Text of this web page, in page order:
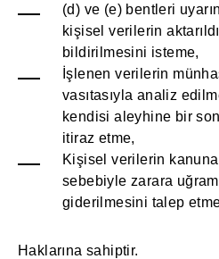
(d) ve (e) bentleri
kişisel verilerin
bildirilmesini isteme,
İşlenen verilerin
vasıtasıyla analiz
kendisi aleyhine bir
itiraz etme,
Kişisel verilerin
sebebiyle zarara
giderilmesini talep
Haklarına sahiptir.